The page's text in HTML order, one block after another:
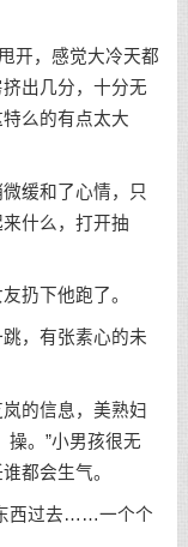
，感觉大冷天都
出几分，十分无
么的有点太大
缓和了心情，只
什么，打开抽
扔下他跑了。
，有张素心的未
的信息，美熟妇
操。”小男孩很无
都会生气。
西过去……一个个